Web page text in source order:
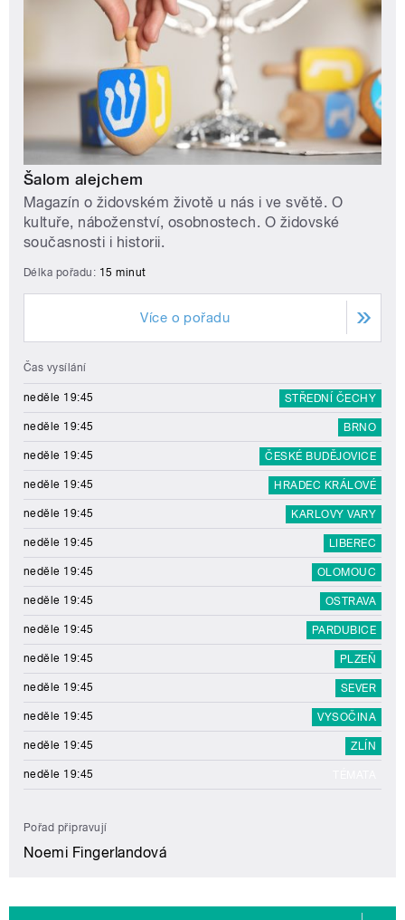
Šalom alejchem
Magazín o židovském životě u nás i ve světě. O
kultuře, náboženství, osobnostech. O židovské
současnosti i historii.
Délka pořadu: 15 minut
Více o pořadu
Čas vysílání
neděle 19:45 STŘEDNÍ ČECHY
neděle 19:45 BRNO
neděle 19:45 ČESKÉ BUDĚJOVICE
neděle 19:45 HRADEC KRÁLOVÉ
neděle 19:45 KARLOVY VARY
neděle 19:45 LIBEREC
neděle 19:45 OLOMOUC
neděle 19:45 OSTRAVA
neděle 19:45 PARDUBICE
neděle 19:45 PLZEŇ
neděle 19:45 SEVER
neděle 19:45 VYSOČINA
neděle 19:45 ZLÍN
neděle 19:45
Pořad připravují
Noemi Fingerlandová